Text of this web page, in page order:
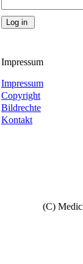
Impressum
Impressum
Copyright
Bildrechte
Kontakt
(C)